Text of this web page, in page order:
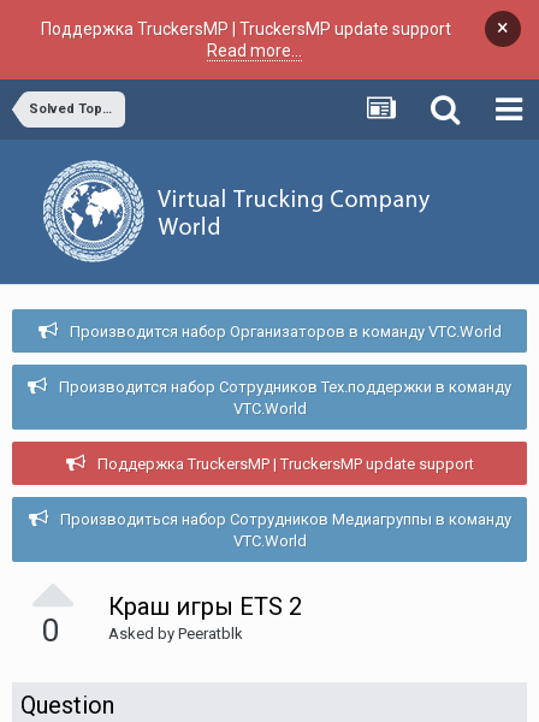
Поддержка TruckersMP | TruckersMP update support
Read more...
×
Solved Topics
Производится набор Организаторов в команду VTC.World
Производится набор Сотрудников Тех.поддержки в команду
VTC.World
Поддержка TruckersMP | TruckersMP update support
Производиться набор Сотрудников Медиагруппы в команду
VTC.World
0
Краш игры ETS 2
Asked by Peeratblk
Question